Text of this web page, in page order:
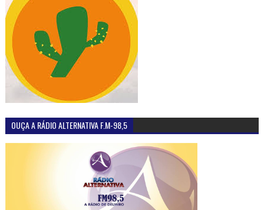
OUÇA A RÁDIO ALTERNATIVA F.M-98,5